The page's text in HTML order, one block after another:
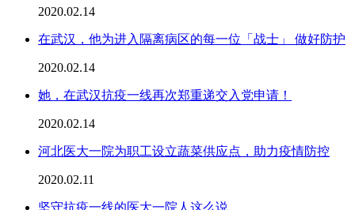
2020.02.14
在武汉，他为进入隔离病区的每一位「战士」 做好防护
2020.02.14
她，在武汉抗疫一线再次郑重递交入党申请！
2020.02.14
河北医大一院为职工设立蔬菜供应点，助力疫情防控
2020.02.11